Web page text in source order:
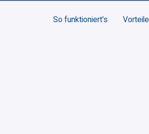
So funktioniert's Vorteile